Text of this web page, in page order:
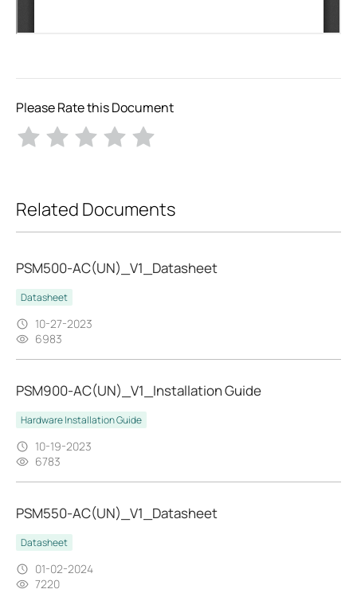
Please Rate this Document
Related Documents
PSM500-AC(UN)_V1_Datasheet
Datasheet
10-27-2023
6983
PSM900-AC(UN)_V1_Installation Guide
Hardware Installation Guide
10-19-2023
6783
PSM550-AC(UN)_V1_Datasheet
Datasheet
01-02-2024
7220